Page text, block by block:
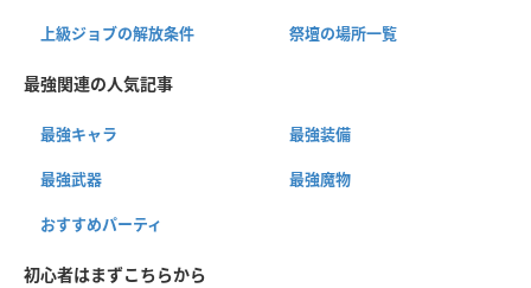
上級ジョブの解放条件 祭壇の場所一覧
最強関連の人気記事
最強キャラ 最強装備
最強武器 最強魔物
おすすめパーティ
初心者はまずこちらから